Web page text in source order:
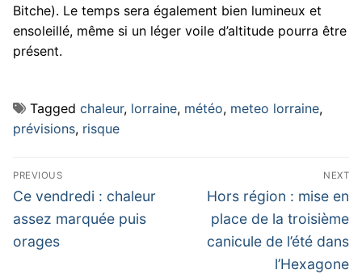
Bitche). Le temps sera également bien lumineux et
ensoleillé, même si un léger voile d’altitude pourra être
présent.
Tagged chaleur, lorraine, météo, meteo lorraine,
prévisions, risque
Navigation
de
l’article
PREVIOUS
Previous
post:
Ce vendredi : chaleur
assez marquée puis
orages
NEXT
Next
post:
Hors région : mise en
place de la troisième
canicule de l’été dans
l’Hexagone